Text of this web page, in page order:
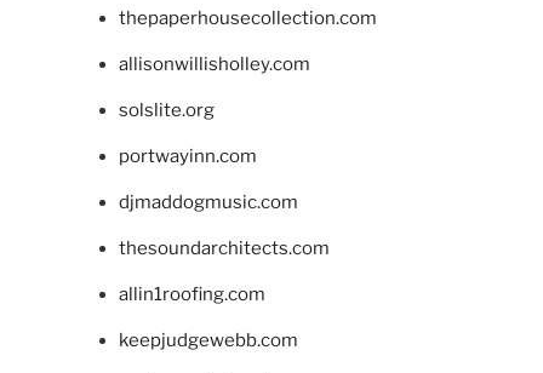
thepaperhousecollection.com
allisonwillisholley.com
solslite.org
portwayinn.com
djmaddogmusic.com
thesoundarchitects.com
allin1roofing.com
keepjudgewebb.com